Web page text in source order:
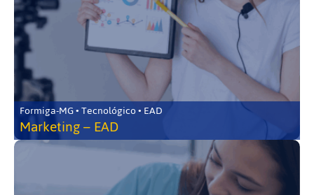
Formiga-MG • Tecnológico • EAD
Marketing – EAD